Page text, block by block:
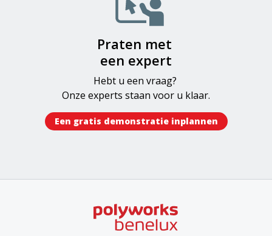
Praten met
een expert
Hebt u een vraag?
Onze experts staan voor u klaar.
Een gratis demonstratie inplannen